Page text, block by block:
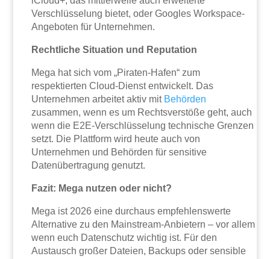
Verschlüsselung bietet, oder Googles Workspace-
Angeboten für Unternehmen.
Rechtliche Situation und Reputation
Mega hat sich vom „Piraten-Hafen“ zum
respektierten Cloud-Dienst entwickelt. Das
Unternehmen arbeitet aktiv mit Behörden
zusammen, wenn es um Rechtsverstöße geht, auch
wenn die E2E-Verschlüsselung technische Grenzen
setzt. Die Plattform wird heute auch von
Unternehmen und Behörden für sensitive
Datenübertragung genutzt.
Fazit: Mega nutzen oder nicht?
Mega ist 2026 eine durchaus empfehlenswerte
Alternative zu den Mainstream-Anbietern – vor allem
wenn euch Datenschutz wichtig ist. Für den
Austausch großer Dateien, Backups oder sensible